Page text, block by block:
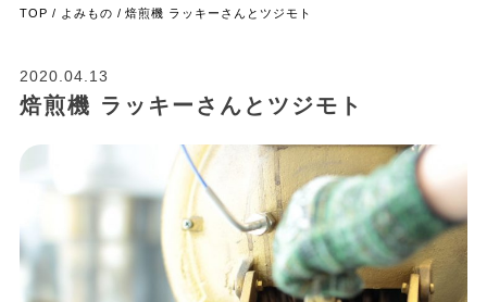
TOP よみもの 焙煎機 ラッキーさんとツジモト
2020.04.13
焙煎機 ラッキーさんとツジモト